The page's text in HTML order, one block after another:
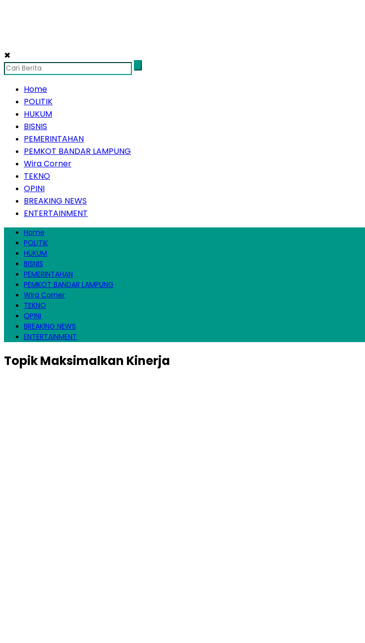
✖
Home
POLITIK
HUKUM
BISNIS
PEMERINTAHAN
PEMKOT BANDAR LAMPUNG
Wira Corner
TEKNO
OPINI
BREAKING NEWS
ENTERTAINMENT
Home
POLITIK
HUKUM
BISNIS
PEMERINTAHAN
PEMKOT BANDAR LAMPUNG
Wira Corner
TEKNO
OPINI
BREAKING NEWS
ENTERTAINMENT
TopikMaksimalkan Kinerja